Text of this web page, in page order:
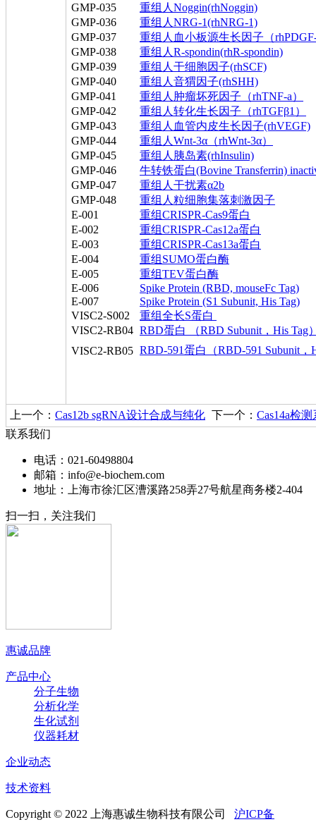
GMP-035
重组人Noggin(rhNoggin)
GMP-036
重组人NRG-1(rhNRG-1)
GMP-037
重组人血小板源生长因子（
GMP-038
重组人R-spondin(rhR-spondin)
GMP-039
重组人干细胞因子(rhSCF)
GMP-040
重组人音猬因子(rhSHH)
GMP-041
重组人肿瘤坏死因子（rhTNF-a）
GMP-042
重组人转化生长因子（rhTGFβ1）
GMP-043
重组人血管内皮生长因子(rhVEGF)
GMP-044
重组人Wnt-3α（rhWnt-3α）
GMP-045
重组人胰岛素(rhInsulin)
GMP-046
牛转铁蛋白(Bovine Transferrin)
GMP-047
重组人干扰素α2b
GMP-048
重组人粒细胞集落刺激因子
E-001
重组CRISPR-Cas9蛋白
E-002
重组CRISPR-Cas12a蛋白
E-003
重组CRISPR-Cas13a蛋白
E-004
重组SUMO蛋白酶
E-005
重组TEV蛋白酶
E-006
Spike Protein (RBD, mouseFc Tag)
E-007
Spike Protein (S1 Subunit, His Tag)
VISC2-S002
重组全长S蛋白
VISC2-RB04 RBD蛋白 （RBD Subunit，His Tag
VISC2-RB05 RBD-591蛋白（RBD-591 Subunit，
下一个： ​Cas14a检
上一个： Cas12b sgRNA设计合成与纯化
联系我们
电话：021-60498804
邮箱：info@e-biochem.com
地址：上海市徐汇区漕溪路258弄27号航星商务楼2-404
扫一扫，关注我们
惠诚品牌
产品中心
分子生物
分析化学
生化试剂
仪器耗材
企业动态
技术资料
Copyright © 2022 上海惠诚生物科技有限公司 沪ICP备